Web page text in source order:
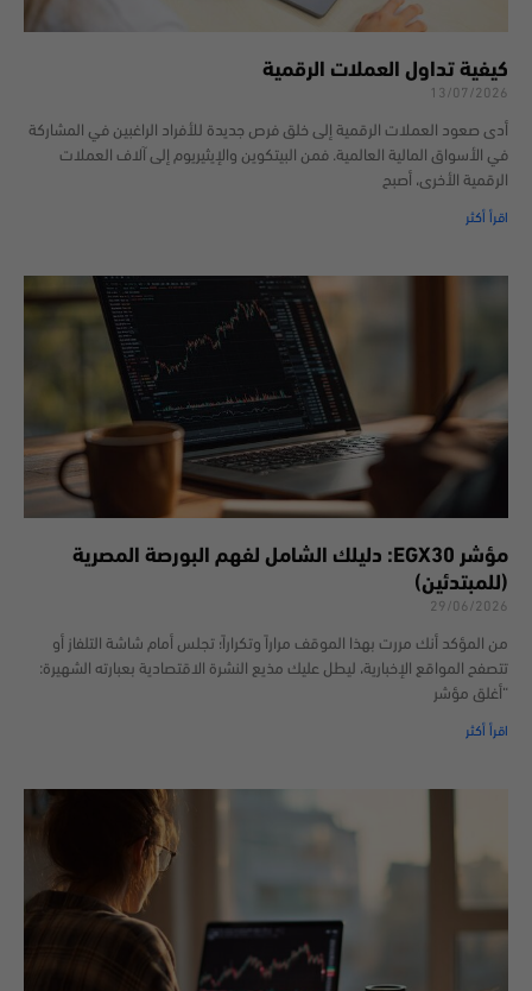
كيفية تداول العملات الرقمية
13/07/2026
أدى صعود العملات الرقمية إلى خلق فرص جديدة للأفراد الراغبين في المشاركة
في الأسواق المالية العالمية. فمن البيتكوين والإيثيريوم إلى آلاف العملات
الرقمية الأخرى، أصبح
اقرأ أكثر
مؤشر EGX30: دليلك الشامل لفهم البورصة المصرية
(للمبتدئين)
29/06/2026
من المؤكد أنك مررت بهذا الموقف مراراً وتكراراً؛ تجلس أمام شاشة التلفاز أو
تتصفح المواقع الإخبارية، ليطل عليك مذيع النشرة الاقتصادية بعبارته الشهيرة:
“أغلق مؤشر
اقرأ أكثر